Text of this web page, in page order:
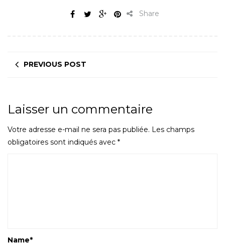
Share
PREVIOUS POST
Laisser un commentaire
Votre adresse e-mail ne sera pas publiée. Les champs
obligatoires sont indiqués avec *
Name*